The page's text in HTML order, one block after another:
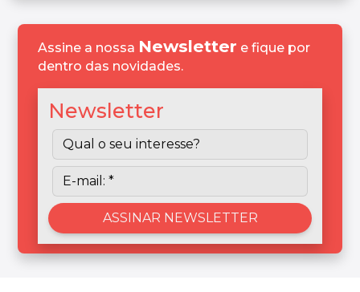
Assine a nossa Newsletter e fique por
dentro das novidades.
Newsletter